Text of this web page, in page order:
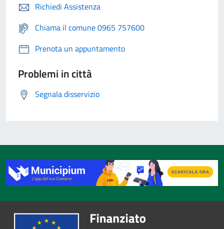
Richiedi Assistenza
Chiama il comune 0965 757600
Prenota un appuntamento
Problemi in città
Segnala disservizio